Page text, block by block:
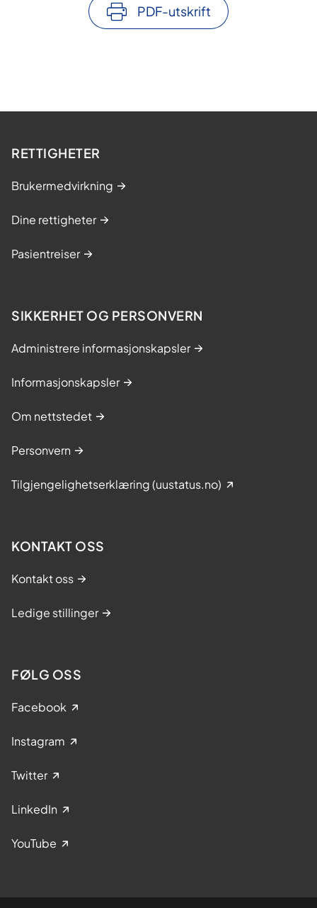
PDF-utskrift
RETTIGHETER
Brukermedvirkning
Dine rettigheter
Pasientreiser
SIKKERHET OG PERSONVERN
Administrere informasjonskapsler
Informasjonskapsler
Om nettstedet
Personvern
Tilgjengelighetserklæring (uustatus.no)
KONTAKT OSS
Kontakt oss
Ledige stillinger
FØLG OSS
Facebook
Instagram
Twitter
LinkedIn
YouTube